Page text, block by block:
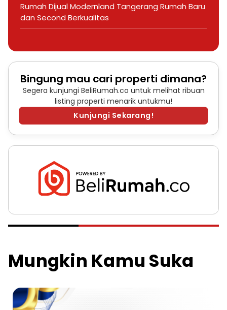
Rumah Dijual Modernland Tangerang Rumah Baru
dan Second Berkualitas
Bingung mau cari properti dimana?
Segera kunjungi BeliRumah.co untuk melihat ribuan
listing properti menarik untukmu!
Kunjungi Sekarang!
Mungkin Kamu Suka